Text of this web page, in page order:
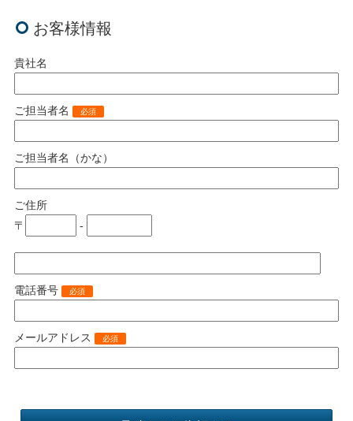
お客様情報
貴社名
ご担当者名 必須
ご担当者名（かな）
ご住所
〒
-
電話番号 必須
メールアドレス 必須